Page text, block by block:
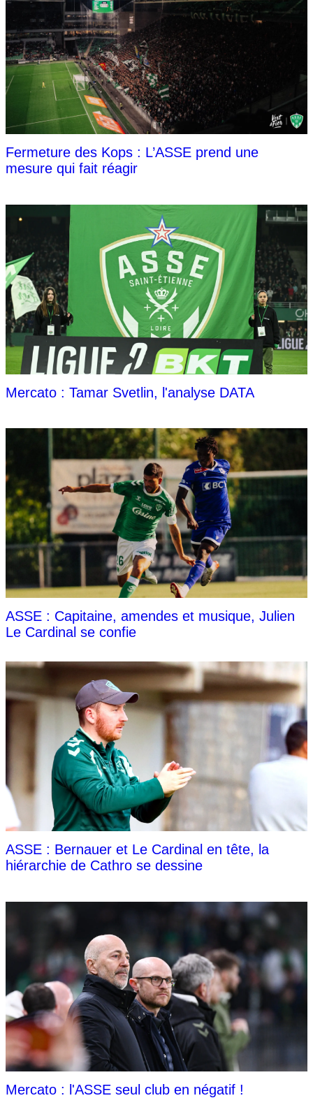
Fermeture des Kops : L’ASSE prend une
mesure qui fait réagir
Mercato : Tamar Svetlin, l'analyse DATA
ASSE : Capitaine, amendes et musique, Julien
Le Cardinal se confie
ASSE : Bernauer et Le Cardinal en tête, la
hiérarchie de Cathro se dessine
Mercato : l'ASSE seul club en négatif !